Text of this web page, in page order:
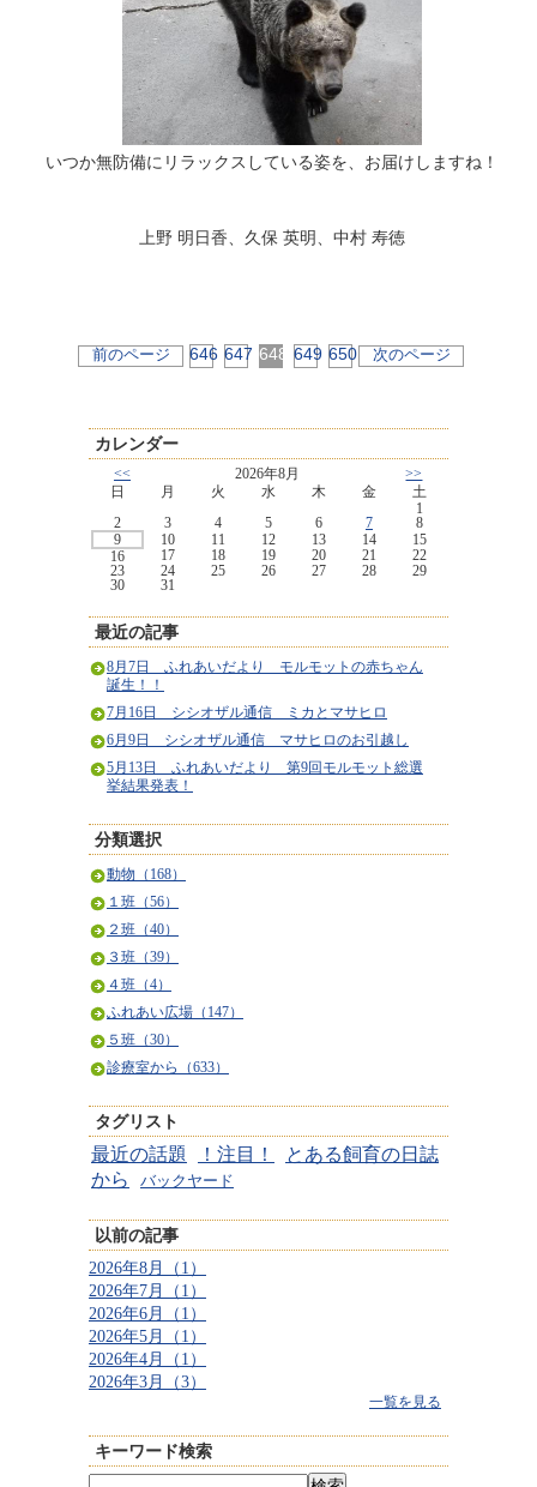
いつか無防備にリラックスしている姿を、お届けしますね！
上野 明日香、久保 英明、中村 寿徳
前のページ 646 647 648 649 650 次のページ
カレンダー
<< 2026年8月
>>
日
月 火 水 木 金
土
1
2
3 4 5 6 7
8
9
10 11 12 13 14
15
16
17 18 19 20 21
22
23
24 25 26 27 28
29
30
31
最近の記事
8月7日 ふれあいだより モルモットの赤ちゃん
誕生！！
7月16日 シシオザル通信 ミカとマサヒロ
6月9日 シシオザル通信 マサヒロのお引越し
5月13日 ふれあいだより 第9回モルモット総選
挙結果発表！
分類選択
動物（168）
１班（56）
２班（40）
３班（39）
４班（4）
ふれあい広場（147）
５班（30）
診療室から（633）
タグリスト
最近の話題 ！注目！
とある飼育の日誌
から
バックヤード
以前の記事
2026年8月（1）
2026年7月（1）
2026年6月（1）
2026年5月（1）
2026年4月（1）
2026年3月（3）
一覧を見る
キーワード検索